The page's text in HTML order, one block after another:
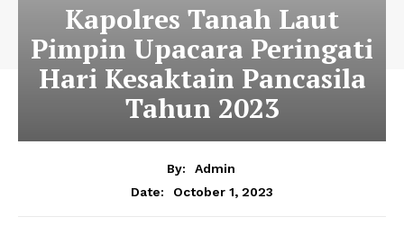
Kapolres Tanah Laut
Pimpin Upacara Peringati
Hari Kesaktain Pancasila
Tahun 2023
By:
Admin
Date:
October 1, 2023